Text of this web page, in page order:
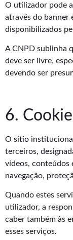
O utilizador pode
através do banner
disponibilizados
A CNPD sublinha
deve ser livre,
devendo ser
6.
O sítio
terceiros,
vídeos, conteúdos
navegação,
Quando estes
utilizador, a
caber também às
esses serviços.